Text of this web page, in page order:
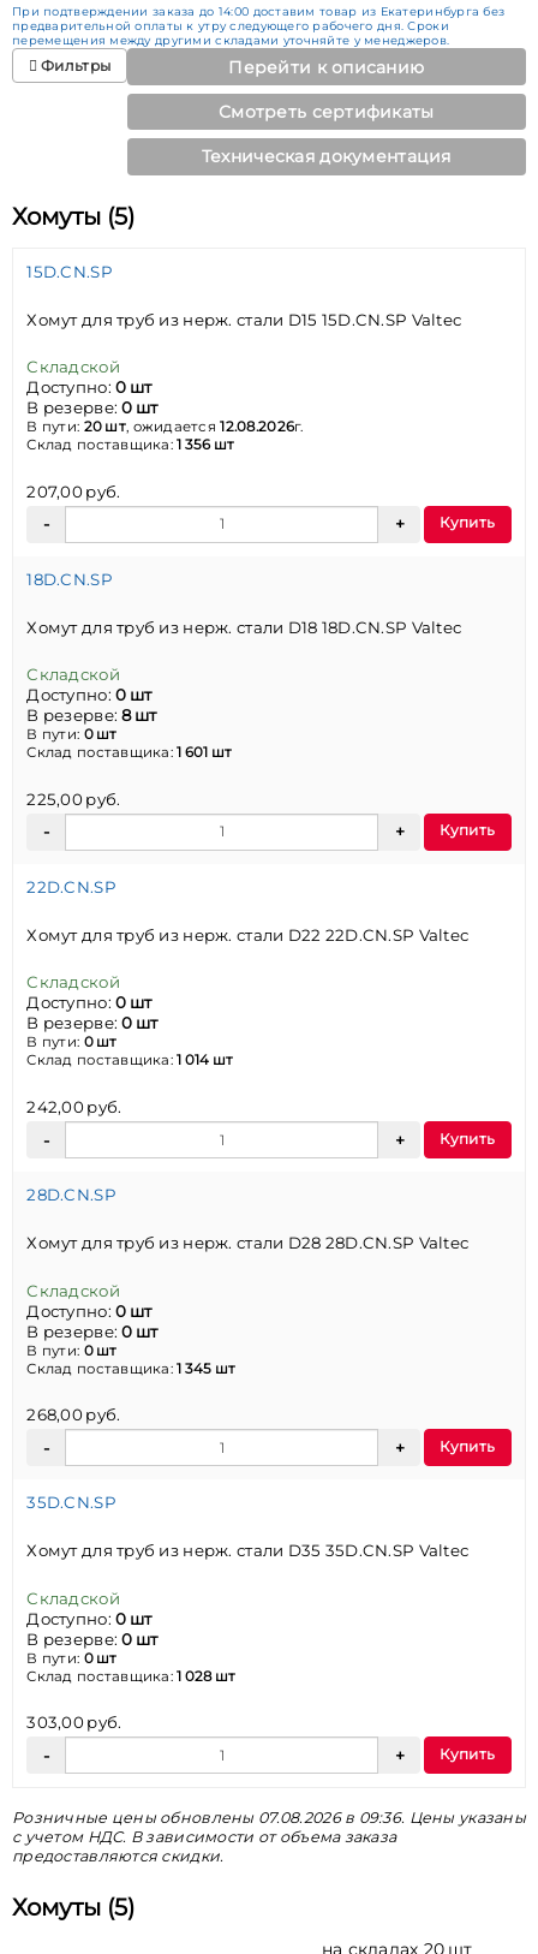
При подтверждении заказа до 14:00 доставим товар из Екатеринбурга без
предварительной оплаты к утру следующего рабочего дня. Сроки
перемещения между другими складами уточняйте у менеджеров.
Фильтры Перейти к описанию
Смотреть сертификаты
Техническая документация
Хомуты (5)
15D.CN.SP
Хомут для труб из нерж. стали D15 15D.CN.SP Valtec
Складской
Доступно:0 шт
В резерве:0 шт
В пути: 20 шт, ожидается12.08.2026г.
Склад поставщика:1 356 шт
207,00 руб.
Купить
18D.CN.SP
Хомут для труб из нерж. стали D18 18D.CN.SP Valtec
Складской
Доступно:0 шт
В резерве:8 шт
В пути: 0 шт
Склад поставщика:1 601 шт
225,00 руб.
Купить
22D.CN.SP
Хомут для труб из нерж. стали D22 22D.CN.SP Valtec
Складской
Доступно:0 шт
В резерве:0 шт
В пути: 0 шт
Склад поставщика:1 014 шт
242,00 руб.
Купить
28D.CN.SP
Хомут для труб из нерж. стали D28 28D.CN.SP Valtec
Складской
Доступно:0 шт
В резерве:0 шт
В пути: 0 шт
Склад поставщика:1 345 шт
268,00 руб.
Купить
35D.CN.SP
Хомут для труб из нерж. стали D35 35D.CN.SP Valtec
Складской
Доступно:0 шт
В резерве:0 шт
В пути: 0 шт
Склад поставщика:1 028 шт
303,00 руб.
Купить
Розничные цены обновлены 07.08.2026 в 09:36. Цены указаны
с учетом НДС. В зависимости от объема заказа
предоставляются скидки.
Хомуты (5)
на складах 20 шт